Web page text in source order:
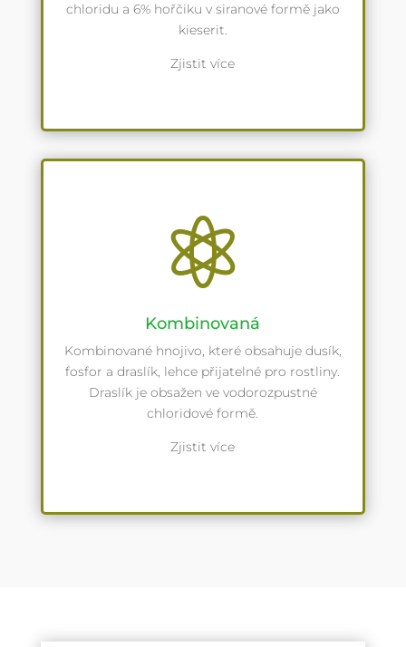
chloridu a 6% hořčiku v siranové formě jako
kieserit.
Zjistit více

Kombinovaná
Kombinované hnojivo, které obsahuje dusík,
fosfor a draslík, lehce přijatelné pro rostliny.
Draslík je obsažen ve vodorozpustné
chloridové formě.
Zjistit více